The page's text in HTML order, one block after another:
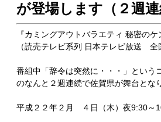
が登場します（２週連
『カミングアウトバラエティ 秘密のケ
（読売テレビ系列 日本テレビ放送 全
番組中「辞令は突然に・・・」という
のなんと２週連続で佐賀県が舞台とな
平成２２年２月 ４日（木）夜9:30～